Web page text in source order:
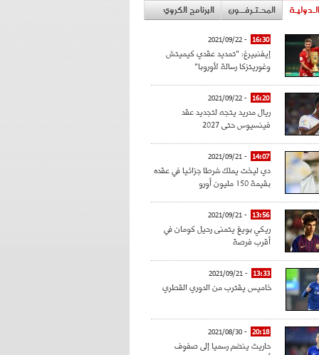
المحـتـرفــون البرنامج الكروي
16:30
- 2021/09/22
إيفنبيرغ: "تمديد عقدي كيميتش
وغوريتزكا رسالة لأوروبا"
16:20
- 2021/09/22
ريال مدريد يتجه لتجديد عقد
فينسيوس حتى 2027
14:07
- 2021/09/21
دي ليخت يملك شرطا جزائيا في عقده
بقيمة 150 مليون أورو
13:56
- 2021/09/21
ريكي بويغ يتمنى رحيل كومان في
أقرب فرصة
13:33
- 2021/09/21
خاميس يقترب من الدوري القطري
20:18
- 2021/08/30
حاريث ينضم رسميا إلى صفوف